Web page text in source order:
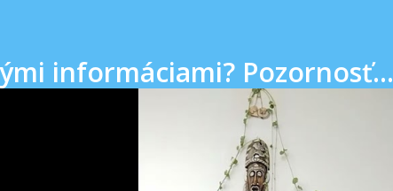
informáciami? Pozornosť...